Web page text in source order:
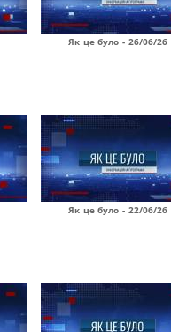
Як це було - 26/06/26
Як це було - 22/06/26